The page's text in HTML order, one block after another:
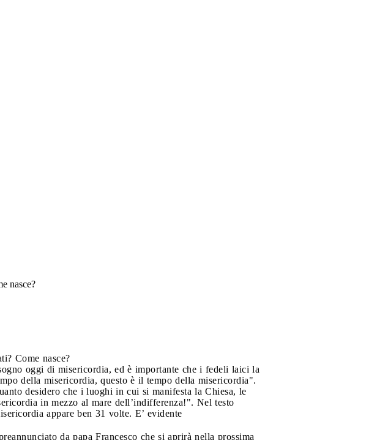
nasce?
Come nasce?
oggi di misericordia, ed è importante che i fedeli laici la
della misericordia, questo è il tempo della misericordia".
desidero che i luoghi in cui si manifesta la Chiesa, le
in mezzo al mare dell’indifferenza!". Nel testo
appare ben 31 volte. E’ evidente
da papa Francesco che si aprirà nella prossima